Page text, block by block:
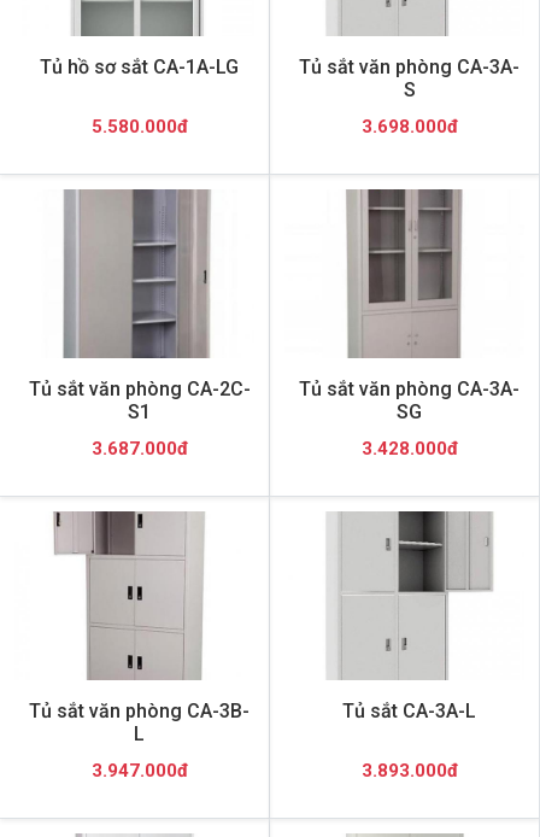
Tủ hồ sơ sắt CA-1A-LG
5.580.000đ
Tủ sắt văn phòng CA-3A-
S
3.698.000đ
Tủ sắt văn phòng CA-2C-
S1
3.687.000đ
Tủ sắt văn phòng CA-3A-
SG
3.428.000đ
Tủ sắt văn phòng CA-3B-
L
3.947.000đ
Tủ sắt CA-3A-L
3.893.000đ